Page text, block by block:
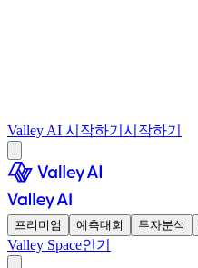
Valley AI 시작하기 시작하기
프리미엄 예측대회 투자분석
Valley Space인기